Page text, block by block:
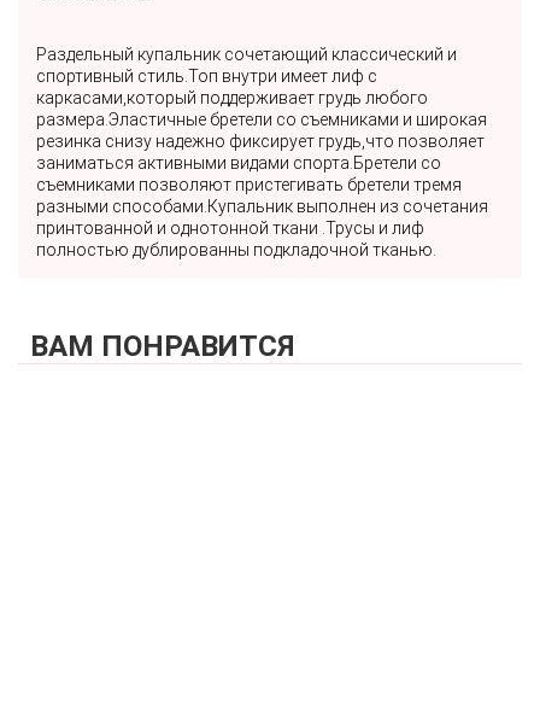
Раздельный купальник сочетающий классический и
спортивный стиль.Топ внутри имеет лиф с
каркасами,который поддерживает грудь любого
размера.Эластичные бретели со съемниками и широкая
резинка снизу надежно фиксирует грудь,что позволяет
заниматься активными видами спорта.Бретели со
съемниками позволяют пристегивать бретели тремя
разными способами.Купальник выполнен из сочетания
принтованной и однотонной ткани .Трусы и лиф
полностью дублированны подкладочной тканью.
ВАМ ПОНРАВИТСЯ